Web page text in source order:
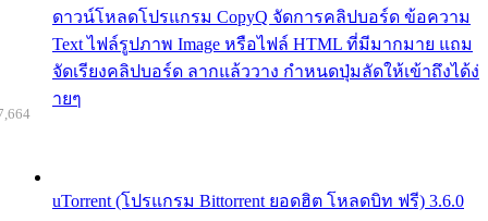
ดาวน์โหลดโปรแกรม CopyQ จัดการคลิปบอร์ด ข้อความ
Text ไฟล์รูปภาพ Image หรือไฟล์ HTML ที่มีมากมาย แถม
จัดเรียงคลิปบอร์ด ลากแล้ววาง กำหนดปุ่มลัดให้เข้าถึงได้ง่
ายๆ
uTorrent (โปรแกรม Bittorrent ยอดฮิต โหลดบิท ฟรี) 3.6.0